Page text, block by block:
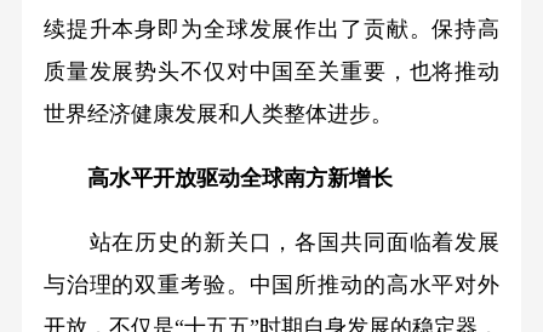
续提升本身即为全球发展作出了贡献。保持高
质量发展势头不仅对中国至关重要，也将推动
世界经济健康发展和人类整体进步。
高水平开放驱动全球南方新增长
站在历史的新关口，各国共同面临着发展
与治理的双重考验。中国所推动的高水平对外
开放，不仅是“十五五”时期自身发展的稳定器，